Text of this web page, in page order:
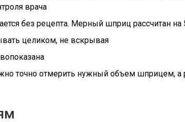
врача
без рецепта. Мерный шприц рассчитан на
целиком, не вскрывая
точно отмерить нужный объем шприцем,